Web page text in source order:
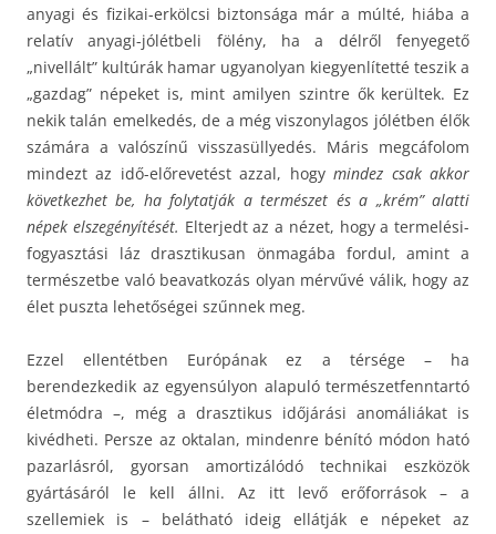
anyagi és fizikai-erkölcsi biztonsága már a múlté, hiába a
relatív anyagi-jólétbeli fölény, ha a délről fenyegető
„nivellált” kultúrák hamar ugyanolyan kiegyenlítetté teszik a
„gazdag” népeket is, mint amilyen szintre ők kerültek. Ez
nekik talán emelkedés, de a még viszonylagos jólétben élők
számára a valószínű visszasüllyedés. Máris megcáfolom
mindezt az idő-előrevetést azzal, hogymindez csak akkor
következhet be, ha folytatják a természet és a „krém” alatti
népek elszegényítését. Elterjedt az a nézet, hogy a termelési-
fogyasztási láz drasztikusan önmagába fordul, amint a
természetbe való beavatkozás olyan mérvűvé válik, hogy az
élet puszta lehetőségei szűnnek meg.
Ezzel ellentétben Európának ez a térsége – ha
berendezkedik az egyensúlyon alapuló természetfenntartó
életmódra –, még a drasztikus időjárási anomáliákat is
kivédheti. Persze az oktalan, mindenre bénító módon ható
pazarlásról, gyorsan amortizálódó technikai eszközök
gyártásáról le kell állni. Az itt levő erőforrások – a
szellemiek is – belátható ideig ellátják e népeket az